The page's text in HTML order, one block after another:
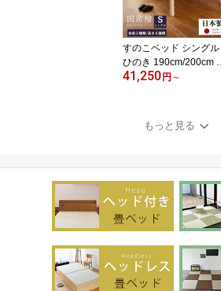
すのこベッド シングル
ひのき 190cm/200cm 小
さい 210cm ロング 小上
キ すのこ 木製 フレーム
木製ベッド 丸脚 角丸 リ
41,250円 ～
もっと見る